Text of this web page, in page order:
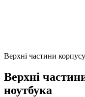
Верхні частини корпусу
Верхні
ноутбука